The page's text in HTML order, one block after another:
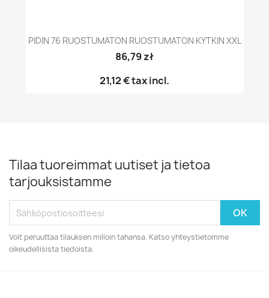
PIDIN 76 RUOSTUMATON RUOSTUMATON KYTKIN XXL
86,79 zł
21,12 €tax incl.
Tilaa tuoreimmat uutiset ja tietoa
tarjouksistamme
Voit peruuttaa tilauksen milloin tahansa. Katso yhteystietomme
oikeudellisista tiedoista.